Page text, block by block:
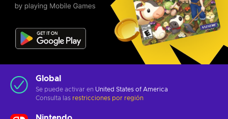
Global
Se puede activar en United States of America
Consulta las restricciones por región